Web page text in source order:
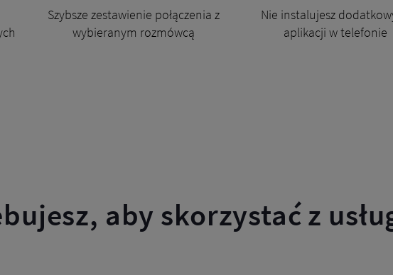
Szybsze zestawienie połączenia z
wybieranym rozmówcą
Nie instalujesz
aplikacji w telefonie
aby skorzystać z